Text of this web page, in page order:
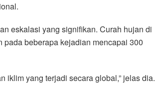
eskalasi yang signifikan. Curah hujan di
beberapa kejadian mencapai 300
iklim yang terjadi secara global,” jelas dia.